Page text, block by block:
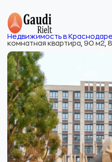
Недвижимость в Краснодаре
комнатная квартира, 90 м2,